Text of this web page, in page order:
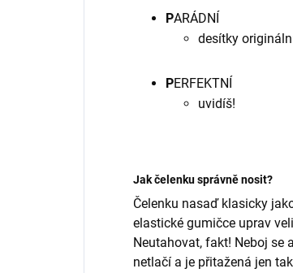
PARÁDNÍ
desítky
PERFEKTNÍ
uvidíš!
Jak čelenku správně nosit?
Čelenku nasaď klasicky
elastické gumičce uprav
Neutahovat, fakt! Neboj se
netlačí a je přitažená jen